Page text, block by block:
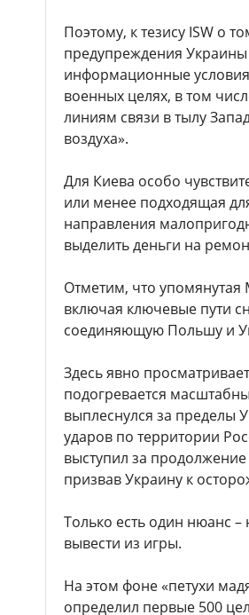
Поэтому, к тезису ISW о
предупреждения Украины
информационные
военных целях, в том
линиям связи в тылу
воздуха».
Для Киева особо
или менее подходящая
направления
выделить деньги на
Отметим, что упомянутая
включая ключевые пути
соединяющую Польшу и
Здесь явно
подогревается
выплеснулся за пределы
ударов по территории
выступил за
призвав Украину к
Только есть один нюанс –
вывести из игры.
На этом фоне «петухи
определил первые 500